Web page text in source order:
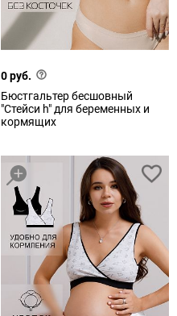
0 руб.
Бюстгальтер бесшовный
"Стейси h" для беременных и
кормящих